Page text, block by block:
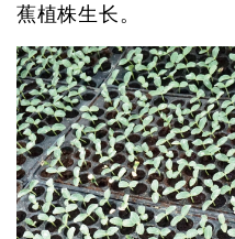
蕉植株生长。